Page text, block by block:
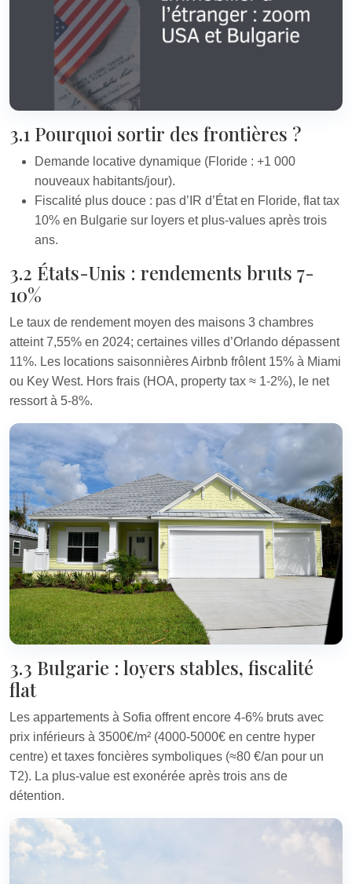
3.1 Pourquoi sortir des frontières ?
Demande locative dynamique (Floride : +1 000
nouveaux habitants/jour).
Fiscalité plus douce : pas d’IR d’État en Floride, flat tax
10% en Bulgarie sur loyers et plus-values après trois
ans.
3.2 États-Unis : rendements bruts 7-
10%
Le taux de rendement moyen des maisons 3 chambres
atteint 7,55% en 2024; certaines villes d’Orlando dépassent
11%. Les locations saisonnières Airbnb frôlent 15% à Miami
ou Key West. Hors frais (HOA, property tax ≈ 1-2%), le net
ressort à 5-8%.
3.3 Bulgarie : loyers stables, fiscalité
flat
Les appartements à Sofia offrent encore 4-6% bruts avec
prix inférieurs à 3500€/m² (4000-5000€ en centre hyper
centre) et taxes foncières symboliques (≈80 €/an pour un
T2). La plus-value est exonérée après trois ans de
détention.